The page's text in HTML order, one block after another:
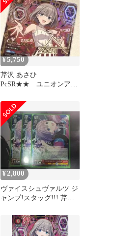
¥5,750
芹沢 あさひ
PcSR★★ ユニオンアリ
¥ 2,800
ヴァイスシュヴァルツ ジ
ャンプ!スタッグ!!! 芹沢